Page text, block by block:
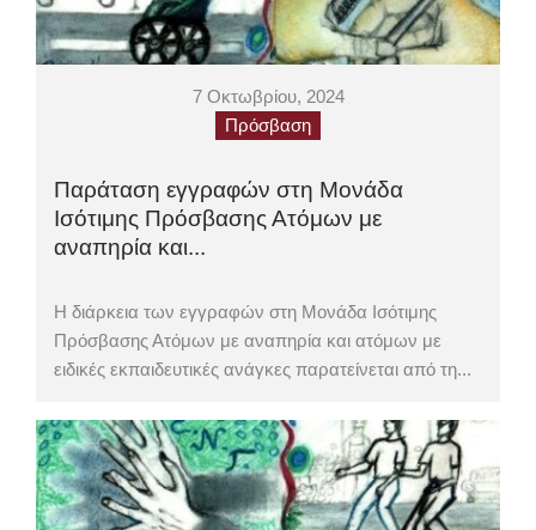
7 Οκτωβρίου, 2024
Πρόσβαση
Παράταση εγγραφών στη Μονάδα
Ισότιμης Πρόσβασης Ατόμων με
αναπηρία και...
Η διάρκεια των εγγραφών στη Μονάδα Ισότιμης
Πρόσβασης Ατόμων με αναπηρία και ατόμων με
ειδικές εκπαιδευτικές ανάγκες παρατείνεται από τη...